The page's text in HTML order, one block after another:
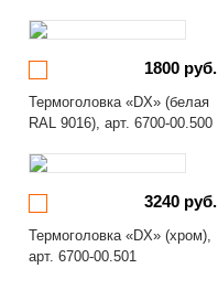
1800 руб.
Термоголовка «DX» (белая
RAL 9016), арт. 6700-00.500
3240 руб.
Термоголовка «DX» (хром),
арт. 6700-00.501